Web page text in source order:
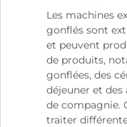
Les machines
gonflés sont
et peuvent
de produits,
gonflées, des
déjeuner et
de compagnie.
traiter